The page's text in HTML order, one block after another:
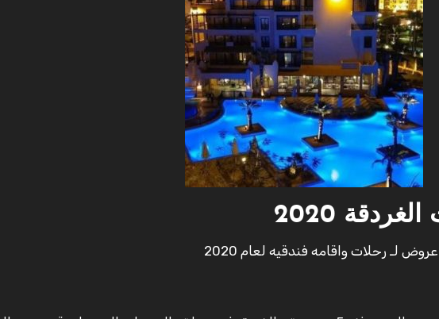
2020
لـ رحلات واقامه فندقيه لعام 2020